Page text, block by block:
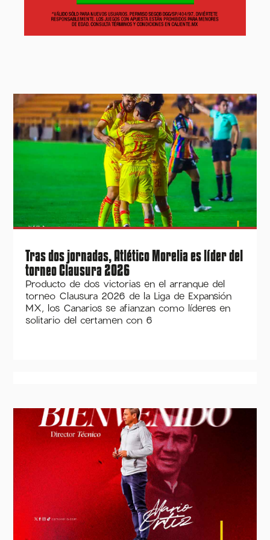
Tras dos jornadas, Atlético Morelia es líder del
torneo Clausura 2026
Producto de dos victorias en el arranque del
torneo Clausura 2026 de la Liga de Expansión
MX, los Canarios se afianzan como líderes en
solitario del certamen con 6